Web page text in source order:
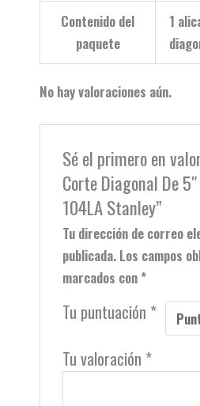
Contenido del
paquete
1
No hay valoraciones aún.
Sé el primero en
Corte Diagonal De
104LA Stanley”
Tu dirección de correo
publicada. Los campos
marcados con *
Tu puntuación *
Tu valoración *